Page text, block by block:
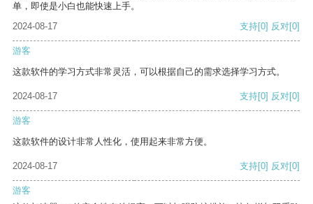
单，即使是小白也能快速上手。
2024-08-17
支持[0] 反对[0]
游客
这款软件的学习方式非常灵活，可以根据自己的需求选择学习方式。
2024-08-17 支持[0] 反对[0]
游客
这款软件的设计非常人性化，使用起来非常方便。
2024-08-17 支持[0] 反对[0]
游客